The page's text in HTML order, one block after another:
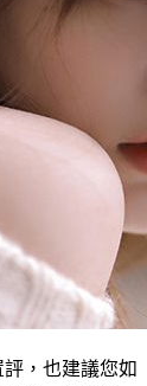
，也建議您如